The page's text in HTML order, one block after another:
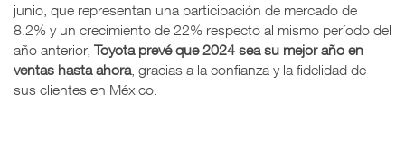
junio, que representan una participación de mercado de
8.2% y un crecimiento de 22% respecto al mismo período del
año anterior, Toyota prevé que 2024 sea su mejor año en
ventas hasta ahora, gracias a la confianza y la fidelidad de
sus clientes en México.